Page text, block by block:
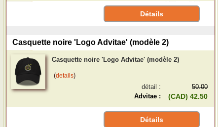
Détails
Casquette noire 'Logo Advitae' (modèle 2)
Casquette noire 'Logo Advitae' (modèle 2)
(details)
détail :
50.00
Advitae :
(CAD) 42.50
Détails